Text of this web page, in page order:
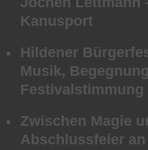
Kanusport
Hildener
Musik,
Festivalstimmung
Zwischen Magie
Abschlussfeier